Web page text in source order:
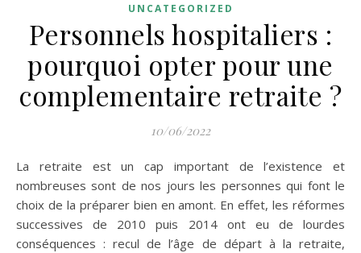
UNCATEGORIZED
Personnels hospitaliers :
pourquoi opter pour une
complementaire retraite ?
10/06/2022
La retraite est un cap important de l’existence et
nombreuses sont de nos jours les personnes qui font le
choix de la préparer bien en amont. En effet, les réformes
successives de 2010 puis 2014 ont eu de lourdes
conséquences : recul de l’âge de départ à la retraite,